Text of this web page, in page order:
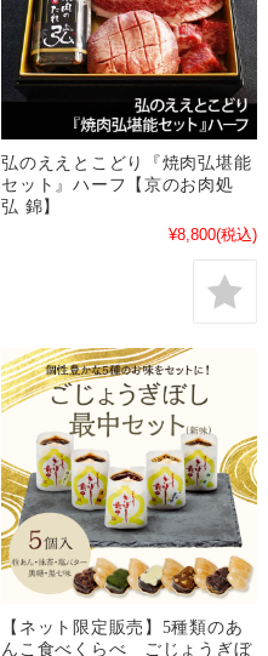
弘のええとこどり『焼肉弘堪能
セット』ハーフ【京のお肉処
弘 錦】
¥8,800(税込)
【ネット限定販売】5種類のあ
んこ食べくらべ ごじょうぎぼ